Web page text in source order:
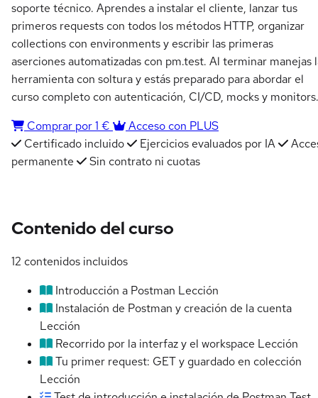
soporte técnico. Aprendes a instalar el cliente, lanzar tus
primeros requests con todos los métodos HTTP, organizar
collections con environments y escribir las primeras
aserciones automatizadas con pm.test. Al terminar manejas
herramienta con soltura y estás preparado para abordar el
curso completo con autenticación, CI/CD, mocks y monitors.
Comprar por 1 €
Acceso con PLUS
Certificado incluido
Ejercicios evaluados por IA
permanente
Sin contrato ni cuotas
Contenido del curso
12 contenidos incluidos
Introducción a Postman Lección
Instalación de Postman y creación de la cuenta
Lección
Recorrido por la interfaz y el workspace Lección
Tu primer request: GET y guardado en colección
Lección